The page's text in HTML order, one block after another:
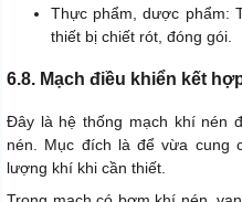
Thực phẩm, dược phẩm:
thiết bị chiết rót, đóng gói.
6.8. Mạch điều khiển kết
Đây là hệ thống mạch khí nén
nén. Mục đích là để vừa cung
lượng khí khi cần thiết.